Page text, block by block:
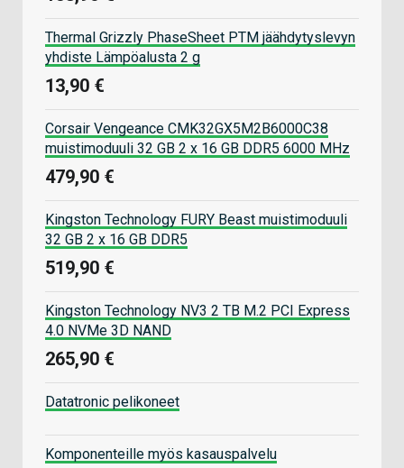
Thermal Grizzly PhaseSheet PTM jäähdytyslevyn
yhdiste Lämpöalusta 2 g
13,90 €
Corsair Vengeance CMK32GX5M2B6000C38
muistimoduuli 32 GB 2 x 16 GB DDR5 6000 MHz
479,90 €
Kingston Technology FURY Beast muistimoduuli
32 GB 2 x 16 GB DDR5
519,90 €
Kingston Technology NV3 2 TB M.2 PCI Express
4.0 NVMe 3D NAND
265,90 €
Datatronic pelikoneet
Komponenteille myös kasauspalvelu